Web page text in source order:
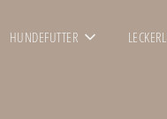
HUNDEFUTTER LECKERLI